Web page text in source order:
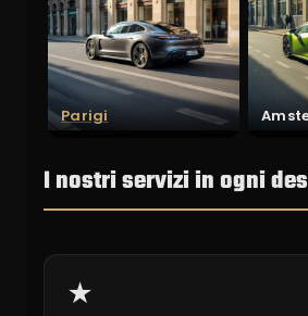
Parigi
I nostri servizi in ogni
★